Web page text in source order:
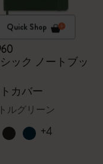
Quick Shop
ック ノートブッ
カバー
ルグリーン
+4